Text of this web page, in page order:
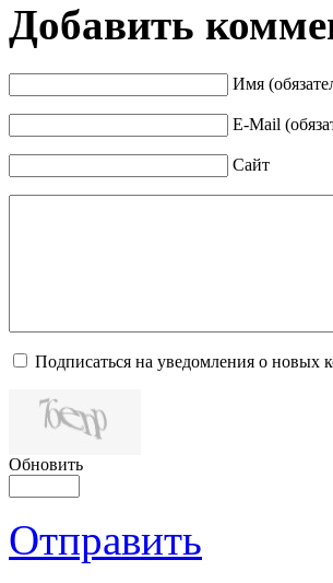
Добавить
Имя
E-Mail
Сайт
Подписаться на уведомления о новых
Обновить
Отправить